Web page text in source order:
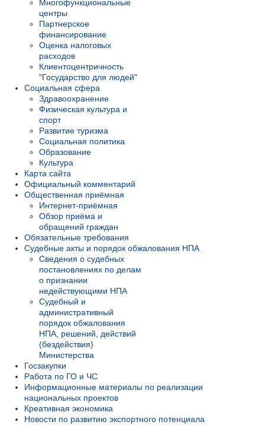
Многофункциональные
центры
Партнерское
финансирование
Оценка налоговых
расходов
Клиентоцентричность
"Государство для людей"
Социальная сфера
Здравоохранение
Физическая культура и
спорт
Развитие туризма
Социальная политика
Образование
Культура
Карта сайта
Официальный комментарий
Общественная приёмная
Интернет-приёмная
Обзор приёма и
обращений граждан
Обязательные требования
Судебные акты и порядок обжалования НПА
Сведения о судебных
постановлениях по делам
о признании
недействующими НПА
Судебный и
административный
порядок обжалования
НПА, решений, действий
(бездействия)
Министерства
Госзакупки
Работа по ГО и ЧС
Информационные материалы по реализации
национальных проектов
Креативная экономика
Новости по развитию экспортного потенциала